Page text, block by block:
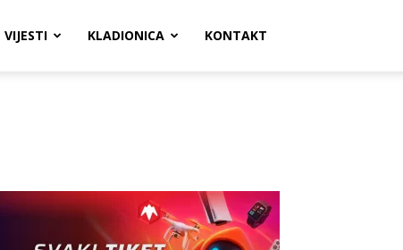
VIJESTI KLADIONICA KONTAKT